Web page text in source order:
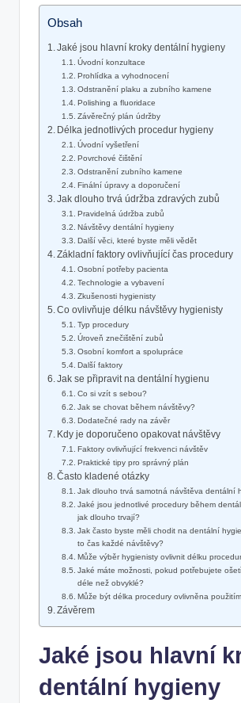
Obsah
Jaké jsou hlavní kroky dentální hygieny
Úvodní konzultace
Prohlídka a vyhodnocení
Odstranění plaku a zubního kamene
Polishing a fluoridace
Závěrečný plán údržby
Délka jednotlivých procedur hygieny
Úvodní vyšetření
Povrchové čištění
Odstranění zubního kamene
Finální úpravy a doporučení
Jak dlouho trvá údržba zdravých zubů
Pravidelná údržba zubů
Návštěvy dentální hygieny
Další věci, které byste měli vědět
Základní faktory ovlivňující čas procedury
Osobní potřeby pacienta
Technologie a vybavení
Zkušenosti hygienisty
Co ovlivňuje délku návštěvy hygienisty
Typ procedury
Úroveň znečištění zubů
Osobní komfort a spolupráce
Další faktory
Jak se připravit na dentální hygienu
Co si vzít s sebou?
Jak se chovat během návštěvy?
Dodatečné rady na závěr
Kdy je doporučeno opakovat návštěvy
Faktory ovlivňující frekvenci návštěv
Praktické tipy pro správný plán
Často kladené otázky
Jak dlouho trvá samotná návštěva dentální
Jaké jsou jednotlivé procedury během
jak dlouho trvají?
Jak často byste měli chodit na dentální
to čas každé návštěvy?
Může výběr hygienisty ovlivnit délku
Jaké máte možnosti, pokud potřebujete
déle než obvyklé?
Může být délka procedury ovlivněna
Závěrem
Jaké jsou hlavní
dentální hygieny